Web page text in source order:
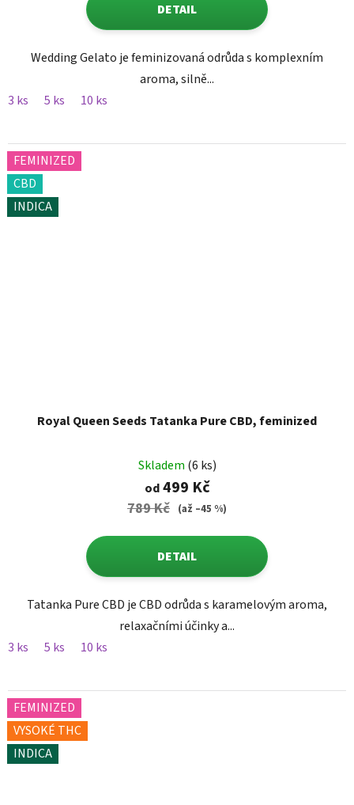
DETAIL
Wedding Gelato je feminizovaná odrůda s komplexním
aroma, silně...
3 ks
5 ks 10 ks
FEMINIZED
CBD
INDICA
Royal Queen Seeds Tatanka Pure CBD, feminized
Skladem (6 ks)
od499 Kč
789 Kč (až –45 %)
DETAIL
Tatanka Pure CBD je CBD odrůda s karamelovým aroma,
relaxačními účinky a...
3 ks
5 ks 10 ks
FEMINIZED
VYSOKÉ THC
INDICA